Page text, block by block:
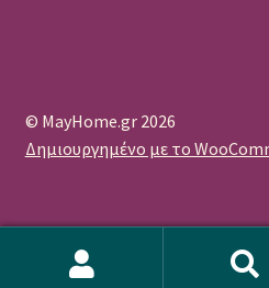
© MayHome.gr 2026
Δημιουργημένο με το
Αναζήτηση
Αναζήτηση